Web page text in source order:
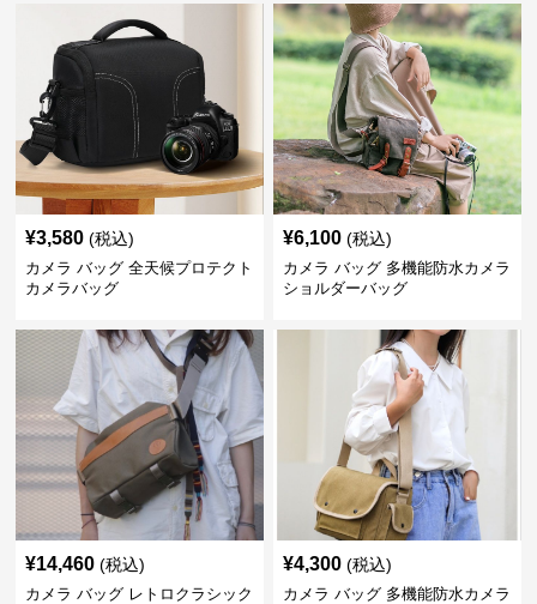
¥3,580 (税込)
カメラ バッグ 全天候プロテクト
カメラバッグ
¥6,100 (税込)
カメラ バッグ 多機能防水カメラ
ショルダーバッグ
¥14,460 (税込)
カメラ バッグ レトロクラシック
¥4,300 (税込)
カメラ バッグ 多機能防水カメラ